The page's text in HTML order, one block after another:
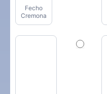
Fecho
Cremona